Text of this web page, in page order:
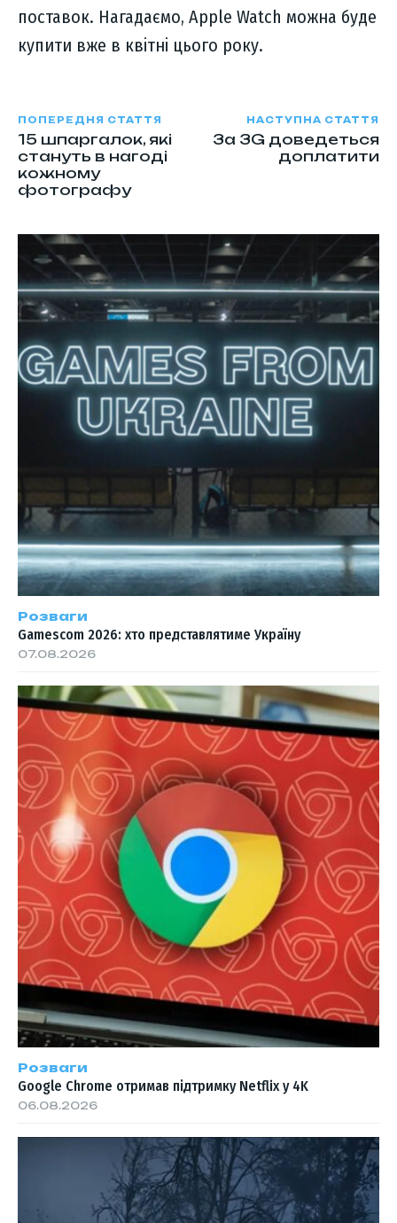
поставок. Нагадаємо, Apple Watch можна буде
купити вже в квітні цього року.
ПОПЕРЕДНЯ СТАТТЯ
15 шпаргалок, які
стануть в нагоді
кожному
фотографу
НАСТУПНА СТАТТЯ
За 3G доведеться
доплатити
Розваги
Gamescom 2026: хто представлятиме Україну
07.08.2026
Розваги
Google Chrome отримав підтримку Netflix у 4K
06.08.2026